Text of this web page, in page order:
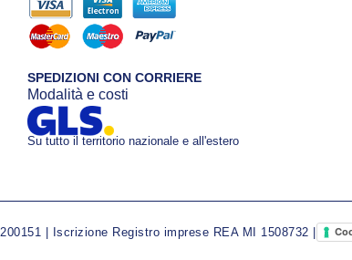
SPEDIZIONI CON CORRIERE
Modalità e costi
Su tutto il territorio nazionale e all'estero
| Iscrizione Registro imprese REA MI 1508732 |